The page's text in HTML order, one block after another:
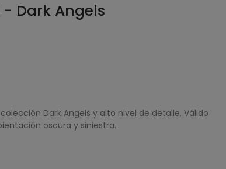
- Dark Angels
Dark Angels y alto nivel de detalle. Válido
oscura y siniestra.